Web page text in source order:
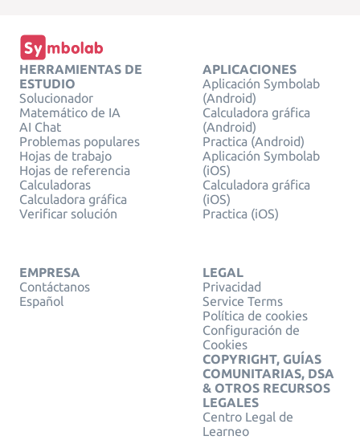
HERRAMIENTAS DE
ESTUDIO
Solucionador
Matemático de IA
AI Chat
Problemas populares
Hojas de trabajo
Hojas de referencia
Calculadoras
Calculadora gráfica
Verificar solución
APLICACIONES
Aplicación Symbolab
(Android)
Calculadora gráfica
(Android)
Practica (Android)
Aplicación Symbolab
(iOS)
Calculadora gráfica
(iOS)
Practica (iOS)
EMPRESA
Contáctanos
Español
LEGAL
Privacidad
Service Terms
Política de cookies
Configuración de
Cookies
COPYRIGHT, GUÍAS
COMUNITARIAS, DSA
& OTROS RECURSOS
LEGALES
Centro Legal de
Learneo